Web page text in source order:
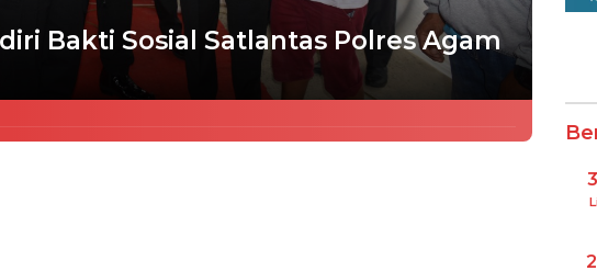
Bakti Sosial Satlantas Polres Agam